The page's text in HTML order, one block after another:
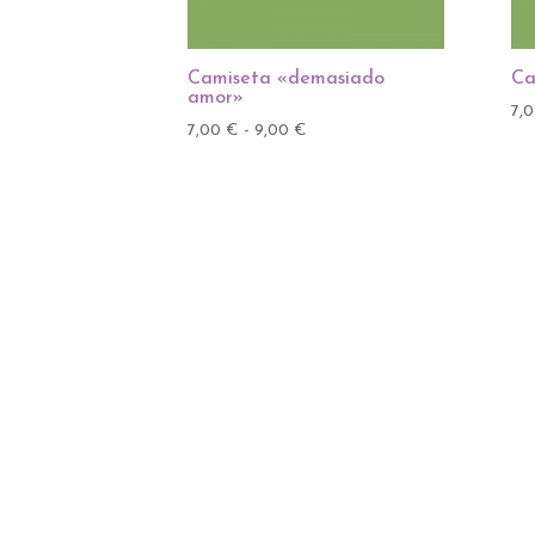
Camiseta «demasiado
amor»
7,00 € - 9,00 €Rango